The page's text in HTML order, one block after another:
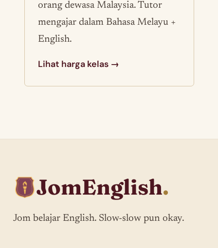
orang dewasa Malaysia. Tutor
mengajar dalam Bahasa Melayu +
English.
Lihat harga kelas →
JomEnglish.
Jom belajar English. Slow-slow pun okay.